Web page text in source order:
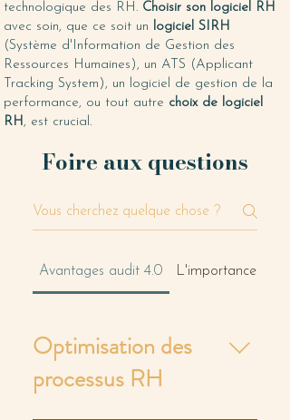
technologique des RH. Choisir son logiciel RH
avec soin, que ce soit un logiciel SIRH
(Système d'Information de Gestion des
Ressources Humaines), un ATS (Applicant
Tracking System), un logiciel de gestion de la
performance, ou tout autre choix de logiciel
RH, est crucial.
Foire aux questions
Avantages audit 4.0 L'importance de
Optimisation des
processus RH